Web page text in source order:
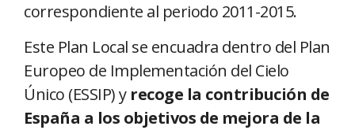
correspondiente al periodo 2011-2015.
Este Plan Local se encuadra dentro del Plan
Europeo de Implementación del Cielo
Único (ESSIP) y recoge la contribución de
España a los objetivos de mejora de la